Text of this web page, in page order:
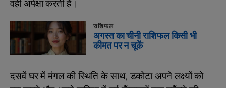
वही अपेक्षा करती हैं।
राशिफल
अगस्त का चीनी राशिफल किसी भी
कीमत पर न चूकें
दसवें घर में मंगल की स्थिति के साथ, डकोटा अपने लक्ष्यों को